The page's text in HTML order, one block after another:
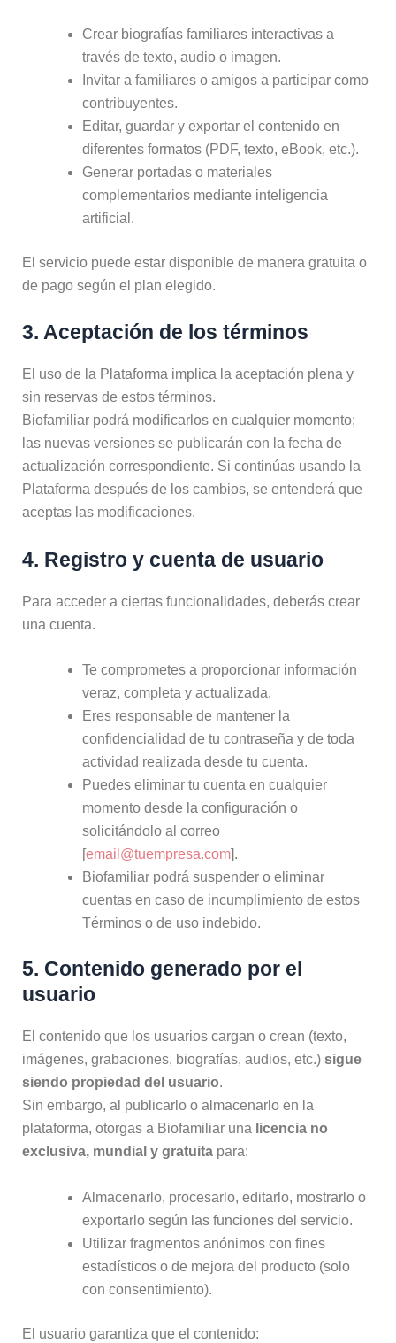
Crear biografías familiares interactivas a
través de texto, audio o imagen.
Invitar a familiares o amigos a participar como
contribuyentes.
Editar, guardar y exportar el contenido en
diferentes formatos (PDF, texto, eBook, etc.).
Generar portadas o materiales
complementarios mediante inteligencia
artificial.
El servicio puede estar disponible de manera gratuita o
de pago según el plan elegido.
3. Aceptación de los términos
El uso de la Plataforma implica la aceptación plena y
sin reservas de estos términos.
Biofamiliar podrá modificarlos en cualquier momento;
las nuevas versiones se publicarán con la fecha de
actualización correspondiente. Si continúas usando la
Plataforma después de los cambios, se entenderá que
aceptas las modificaciones.
4. Registro y cuenta de usuario
Para acceder a ciertas funcionalidades, deberás crear
una cuenta.
Te comprometes a proporcionar información
veraz, completa y actualizada.
Eres responsable de mantener la
confidencialidad de tu contraseña y de toda
actividad realizada desde tu cuenta.
Puedes eliminar tu cuenta en cualquier
momento desde la configuración o
solicitándolo al correo
[email@tuempresa.com].
Biofamiliar podrá suspender o eliminar
cuentas en caso de incumplimiento de estos
Términos o de uso indebido.
5. Contenido generado por el
usuario
El contenido que los usuarios cargan o crean (texto,
imágenes, grabaciones, biografías, audios, etc.) sigue
siendo propiedad del usuario.
Sin embargo, al publicarlo o almacenarlo en la
plataforma, otorgas a Biofamiliar una licencia no
exclusiva, mundial y gratuita para:
Almacenarlo, procesarlo, editarlo, mostrarlo o
exportarlo según las funciones del servicio.
Utilizar fragmentos anónimos con fines
estadísticos o de mejora del producto (solo
con consentimiento).
El usuario garantiza que el contenido: